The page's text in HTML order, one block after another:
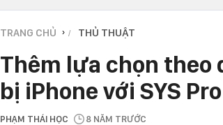
TRANG CHỦ › THỦ THUẬT
Thêm lựa chọn
bị iPhone với SYS Pro
PHẠM THÁI HỌC 8 NĂM TRƯỚC